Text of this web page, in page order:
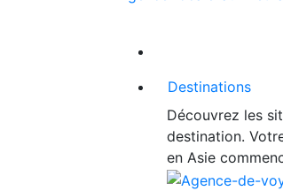
Destinations
Découvrez les
destination.
en Asie